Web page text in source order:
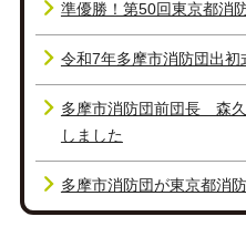
準優勝！第50回東京都消
令和7年多摩市消防団出初
多摩市消防団前団長 森
しました
多摩市消防団が東京都消